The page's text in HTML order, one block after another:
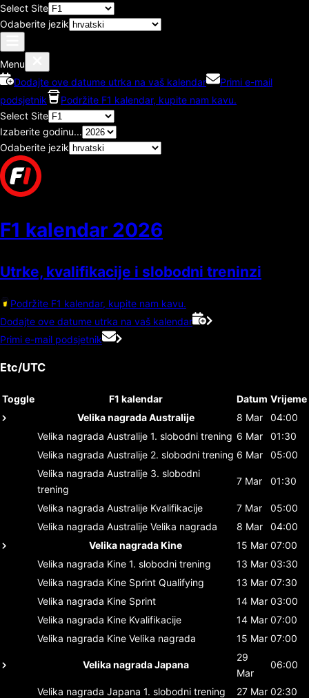
Select Site
Odaberite jezik
Menu
Dodajte ove datume utrka na vaš kalendar
Primi e-mail
podsjetnik
Podržite F1 kalendar, kupite nam kavu.
Select Site
Izaberite godinu...
Odaberite jezik
F1 kalendar 2026
Utrke, kvalifikacije i slobodni treninzi
Podržite F1 kalendar, kupite nam kavu.
Dodajte ove datume utrka na vaš kalendar
Primi e-mail podsjetnik
Etc/UTC
Toggle F1 kalendar Datum Vrijeme
Velika nagrada Australije
8 Mar
04:00
Velika nagrada Australije 1. slobodni trening 6 Mar
01:30
Velika nagrada Australije 2. slobodni trening 6 Mar
05:00
Velika nagrada Australije 3. slobodni
trening
7 Mar 01:30
Velika nagrada Australije Kvalifikacije 7 Mar
05:00
Velika nagrada Australije Velika nagrada 8 Mar
04:00
Velika nagrada Kine
15 Mar 07:00
Velika nagrada Kine 1. slobodni trening 13 Mar 03:30
Velika nagrada Kine Sprint Qualifying 13 Mar 07:30
Velika nagrada Kine Sprint 14 Mar 03:00
Velika nagrada Kine Kvalifikacije 14 Mar 07:00
Velika nagrada Kine Velika nagrada 15 Mar 07:00
Velika nagrada Japana
29
Mar
06:00
Velika nagrada Japana 1. slobodni trening 27 Mar 02:30